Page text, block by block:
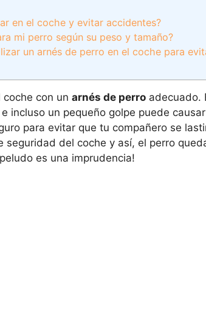
en el coche y evitar accidentes?
mi perro según su peso y tamaño?
un arnés de perro en el coche para
coche con un arnés de perro adecuado.
incluso un pequeño golpe puede
para evitar que tu compañero se
del coche y así, el perro
es una imprudencia!